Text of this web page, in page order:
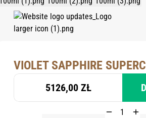
VIOLET SAPPHIRE
5126,00 ZŁ